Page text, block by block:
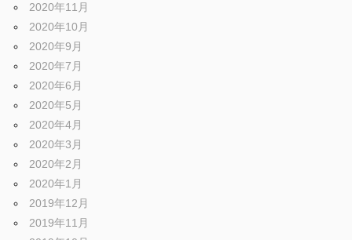
2020年11月
2020年10月
2020年9月
2020年7月
2020年6月
2020年5月
2020年4月
2020年3月
2020年2月
2020年1月
2019年12月
2019年11月